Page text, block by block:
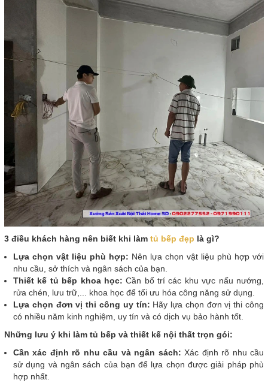
3 điều khách hàng nên biết khi làm tủ bếp đẹp là gì?
Lựa chọn vật liệu phù hợp: Nên lựa chọn vật liệu phù hợp với
nhu cầu, sở thích và ngân sách của bạn.
Thiết kế tủ bếp khoa học: Cần bố trí các khu vực nấu nướng,
rửa chén, lưu trữ,... khoa học để tối ưu hóa công năng sử dụng.
Lựa chọn đơn vị thi công uy tín: Hãy lựa chọn đơn vị thi công
có nhiều năm kinh nghiệm, uy tín và có dịch vụ bảo hành tốt.
Những lưu ý khi làm tủ bếp và thiết kế nội thất trọn gói:
Cần xác định rõ nhu cầu và ngân sách: Xác định rõ nhu cầu
sử dụng và ngân sách của bạn để lựa chọn được giải pháp phù
hợp nhất.